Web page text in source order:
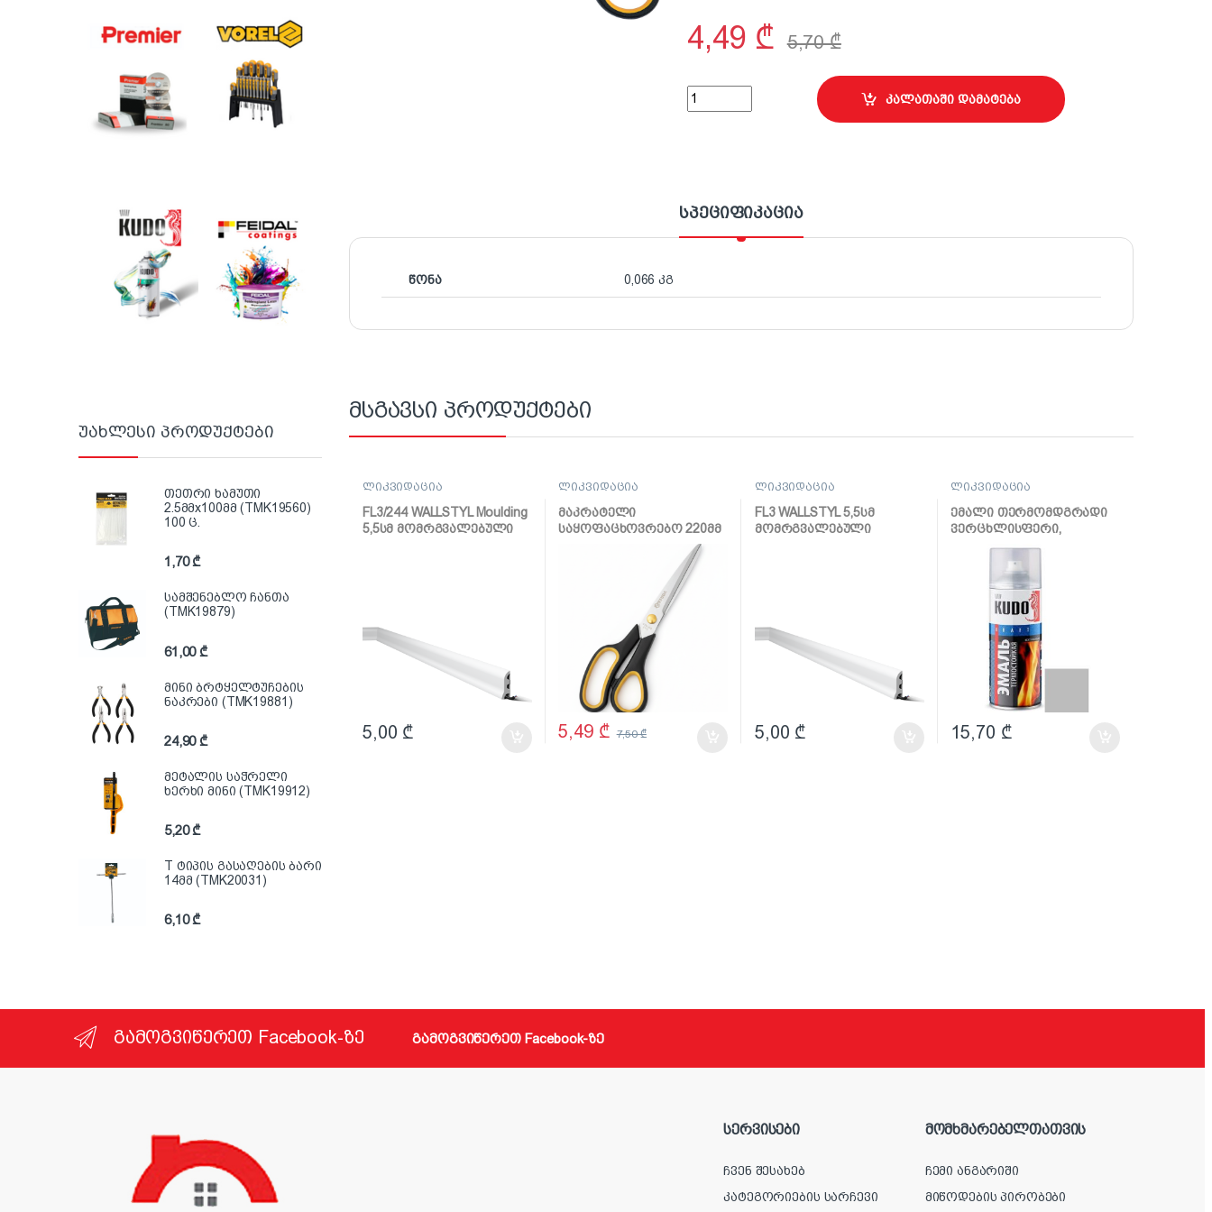
4,49 ₾ 5,70₾
მაკრატელი საყოფაცხოვრებო 170მმ quantity
კალათაში დამატება
სპეციფიკაცია
წონა 0,066 კგ
მსგავსი პროდუქტები
ლიკვიდაცია
FL3/244 WALLSTYL Moulding
5,5სმ მომრგვალებული
5,00 ₾
ლიკვიდაცია
მაკრატელი
საყოფაცხოვრებო 220მმ
5,49 ₾ 7,50₾
ლიკვიდაცია
FL3 WALLSTYL 5,5სმ
მომრგვალებული
5,00 ₾
ლიკვიდაცია
ემალი თერმომდგრადი
ვერცხლისფერი,
აეროზოლი (520მლ)KU-
15,70 ₾
უახლესი პროდუქტები
თეთრი ხამუთი
2.5მმx100მმ (TMK19560)
100 ც.
1,70₾
სამშენებლო ჩანთა
(TMK19879)
61,00₾
მინი ბრტყელტუჩების
ნაკრები (TMK19881)
24,90₾
მეტალის საჭრელი
ხერხი მინი (TMK19912)
5,20₾
T ტიპის გასაღების ბარი
14მმ (TMK20031)
6,10₾
გამოგვიწერეთ Facebook-ზე გამოგვიწერეთ Facebook-ზე
სერვისები
ჩვენ შესახებ
კატეგორიების სარჩევი
მომხმარებელთათვის
ჩემი ანგარიში
მიწოდების პირობები